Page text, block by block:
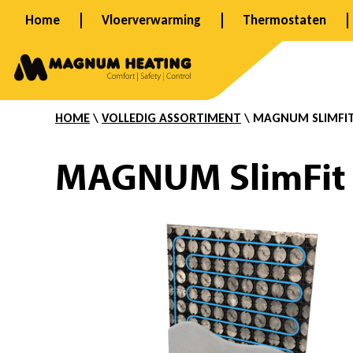
inhoud
Home Vloerverwarming Thermostaten
S
HOME \ VOLLEDIG ASSORTIMENT \ MAGNUM
MAGNUM